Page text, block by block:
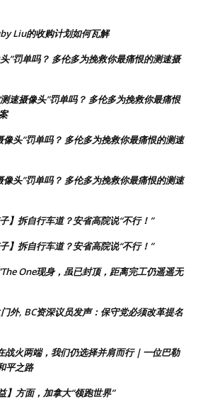
Liu的收购计划如何瓦解
”罚单吗？ 多伦多为挽救你最痛恨的测速摄
速摄像头”罚单吗？ 多伦多为挽救你最痛恨
像头”罚单吗？ 多伦多为挽救你最痛恨的测速
像头”罚单吗？ 多伦多为挽救你最痛恨的测速
】拆自行车道？安省高院说“不行！”
】拆自行车道？安省高院说“不行！”
One现身，虽已封顶，距离完工仍遥遥无
外, BC资深议员发声：保守党必须改革提名
战火两端，我们仍选择并肩而行｜一位巴勒
平之路
】方面，加拿大“领跑世界”